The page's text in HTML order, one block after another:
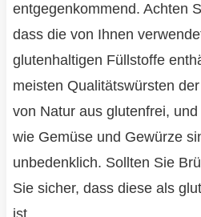
entgegenkommend. Achten
dass die von Ihnen
glutenhaltigen Füllstoffe
meisten Qualitätswürsten
von Natur aus glutenfrei,
wie Gemüse und Gewürze
unbedenklich. Sollten Sie
Sie sicher, dass diese als